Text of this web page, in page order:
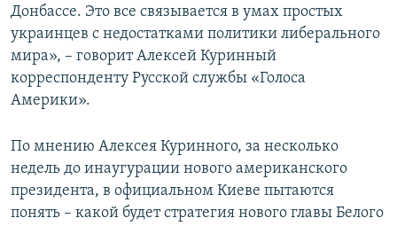
Донбассе. Это все связывается в умах простых
украинцев с недостатками политики либерального
мира», – говорит Алексей Куринный
корреспонденту Русской службы «Голоса
Америки».
По мнению Алексея Куринного, за несколько
недель до инаугурации нового американского
президента, в официальном Киеве пытаются
понять – какой будет стратегия нового главы Белого